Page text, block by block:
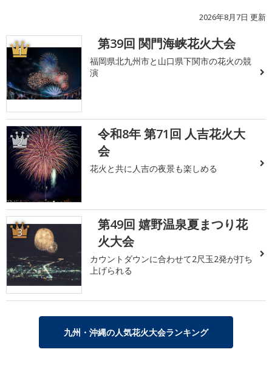
2026年8月7日 更新
1 第39回 関門海峡花火大会
福岡県北九州市と山口県下関市の花火の競
演
2
令和8年 第71回 人吉花火大
会
花火と共に人吉の夜景も楽しめる
3
第49回 嬉野温泉夏まつり花
火大会
カウントダウンに合わせて2尺玉2発が打ち
上げられる
九州・沖縄の人気花火大会ランキング